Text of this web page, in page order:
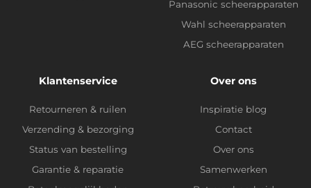
Panasonic scheerapparaten
Wahl scheerapparaten
AEG scheerapparaten
Klantenservice
Retourneren & ruilen
Verzending & bezorging
Status van bestelling
Garantie & reparatie
Over ons
Inspiratie blog
Contact
Over ons
Samenwerken